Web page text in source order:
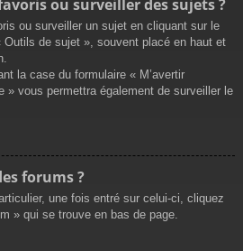
ou surveiller des sujets ?
ou surveiller un sujet en cliquant sur le
Outils de sujet », souvent placé en haut et
la case du formulaire « M’avertir
» vous permettra également de surveiller le
forums ?
une fois entré sur celui-ci, cliquez
» qui se trouve en bas de page.